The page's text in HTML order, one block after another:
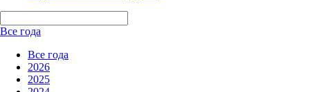
Все года
Все года
2026
2025